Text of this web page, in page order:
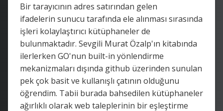
Bir tarayıcının adres satırından gelen
ifadelerin sunucu tarafında ele alınması sırasında
işleri kolaylaştırıcı kütüphaneler de
bulunmaktadır. Sevgili Murat Özalp'ın kitabında
ilerlerken GO'nun built-in yönlendirme
mekanizmaları dışında github üzerinden sunulan
pek çok basit ve kullanışlı çatının olduğunu
öğrendim. Tabii burada bahsedilen kütüphaneler
ağırlıklı olarak web taleplerinin bir eşleştirme